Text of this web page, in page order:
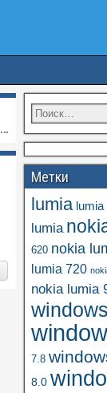
Метки
lumia
lumia
620 nokia
lumia 720
nokia lumia
7.8
8.0